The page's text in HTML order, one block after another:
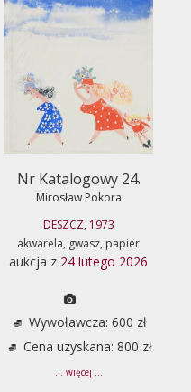
Nr Katalogowy 24.
Mirosław Pokora
DESZCZ, 1973
akwarela, gwasz, papier
aukcja z 24 lutego 2026
Wywoławcza: 600 zł
Cena uzyskana: 800 zł
... więcej ...